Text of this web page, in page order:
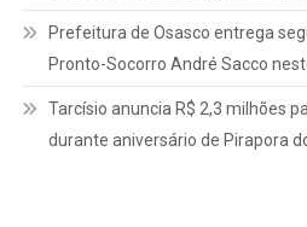
Prefeitura de Osasco entrega
Pronto-Socorro André Sacco
Tarcísio anuncia R$ 2,3 milhões
durante aniversário de Pirapora